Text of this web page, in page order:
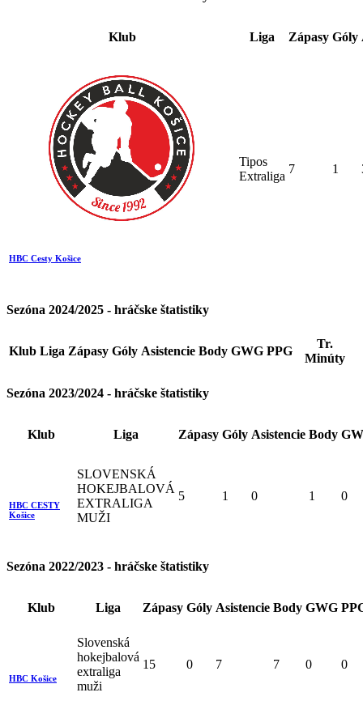
Klub Liga Zápasy Góly
HBC Cesty Košice
Tipos
Extraliga
7 1
Sezóna 2024/2025 - hráčske štatistiky
Klub Liga Zápasy Góly Asistencie Body GWG PPG
Tr.
Minúty
Sezóna 2023/2024 - hráčske štatistiky
Klub Liga Zápasy Góly Asistencie Body
HBC CESTY
Košice
SLOVENSKÁ
HOKEJBALOVÁ
EXTRALIGA
MUŽI
5 1 0 1 0
Sezóna 2022/2023 - hráčske štatistiky
Klub Liga Zápasy Góly Asistencie Body GWG
HBC Košice
Slovenská
hokejbalová
extraliga
muži
15 0 7 7 0 0